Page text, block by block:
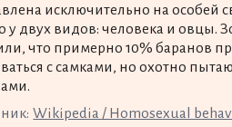
исключительно на особей
у двух видов: человека и овцы.
что примерно 10% баранов
с самками, но охотно
Wikipedia / Homosexual